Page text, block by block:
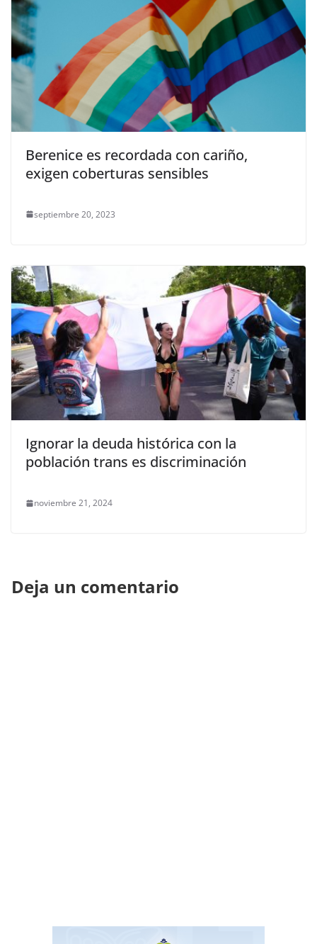
Berenice es recordada con cariño,
exigen coberturas sensibles
septiembre 20, 2023
Ignorar la deuda histórica con la
población trans es discriminación
noviembre 21, 2024
Deja un comentario